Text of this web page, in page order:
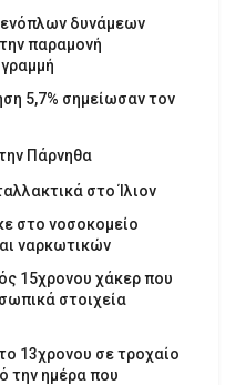
δυνάμεων
παραμονή
5,7% σημείωσαν τον
Πάρνηθα
στο Ίλιον
στο νοσοκομείο
ναρκωτικών
15χρονου χάκερ που
στοιχεία
13χρονου σε τροχαίο
την ημέρα που